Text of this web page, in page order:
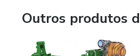
Outros produtos